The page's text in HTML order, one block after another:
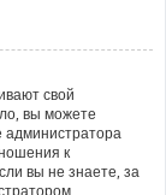
свой
вы можете
администратора
к
вы не знаете, за